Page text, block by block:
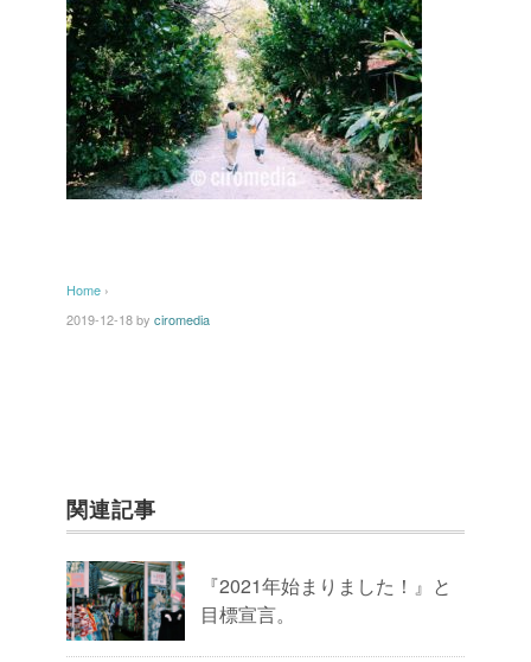
Home ›
2019-12-18by ciromedia
関連記事
『2021年始まりました！』と
目標宣言。